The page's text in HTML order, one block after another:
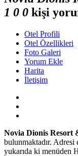
1 0 0 kişi
Otel Profili
Otel Özellikleri
Foto Galeri
Yorum Ekle
Harita
İletişim
Novia Dionis Resort
bulunmaktadır. Adresi
yukarıda ki menüden